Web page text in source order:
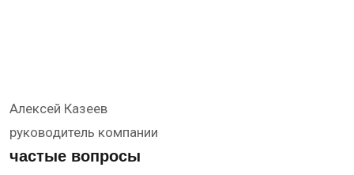
Алексей Казеев
руководитель компании
частые вопросы